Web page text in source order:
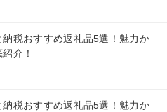
税おすすめ返礼品5選！魅力か
介！
税おすすめ返礼品5選！魅力か